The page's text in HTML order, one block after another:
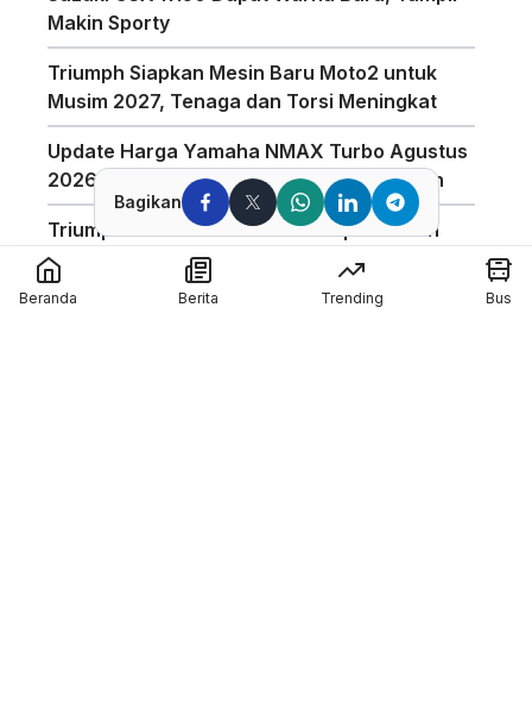
Makin Sporty
Triumph Siapkan Mesin Baru Moto2 untuk
Musim 2027, Tenaga dan Torsi Meningkat
Update Harga Yamaha NMAX Turbo Agustus
2026, Varian Termurah Mulai Rp34 Jutaan
Triumph Indonesia Luncurkan Speed Twin
1200 Café Racer Edition, Ini Spesifikasinya
Harga Motor Listrik Polytron di GIIAS 2026
Bagikan
Beranda Berita Trending Bus